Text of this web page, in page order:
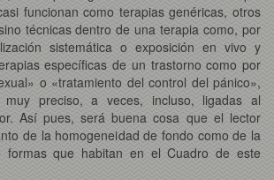
funcionan como terapias genéricas, otros
técnicas dentro de una terapia como, por
sistemática o exposición en vivo y
específicas de un trastorno como por
o «tratamiento del control del pánico»,
preciso, a veces, incluso, ligadas al
Así pues, será buena cosa que el lector
de la homogeneidad de fondo como de la
formas que habitan en el Cuadro de este